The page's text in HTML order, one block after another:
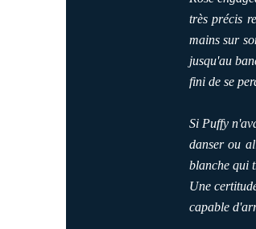
très précis
mains sur
jusqu'au
fini de se
Si Puffy
danser ou
blanche qui
Une
capable